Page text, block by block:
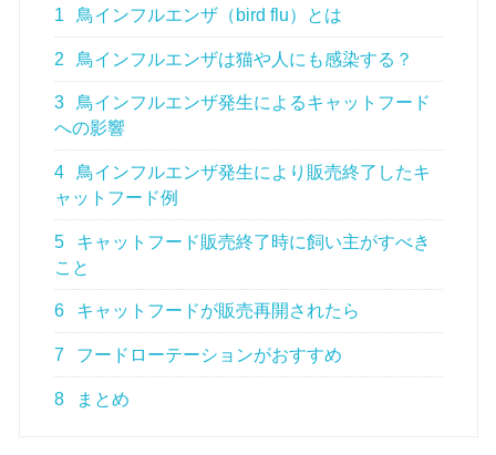
1 鳥インフルエンザ（bird flu）とは
2 鳥インフルエンザは猫や人にも感染する？
3
鳥インフルエンザ発生によるキャットフード
への影響
4
鳥インフルエンザ発生により販売終了したキ
ャットフード例
5
キャットフード販売終了時に飼い主がすべき
こと
6 キャットフードが販売再開されたら
7 フードローテーションがおすすめ
8 まとめ